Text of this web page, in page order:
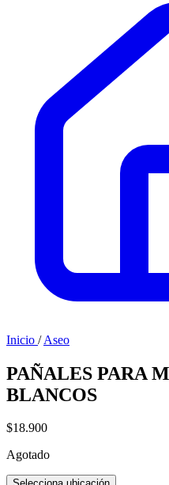
Inicio / Aseo
PAÑALES PARA
BLANCOS
$18.900
Agotado